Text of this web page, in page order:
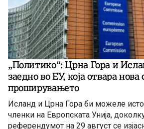
„Политико“: Црна Гора и
заедно во ЕУ, која отвара нова
проширувањето
Исланд и Црна Гора би можеле
членки на Европската Унија,
референдумот на 29 август се